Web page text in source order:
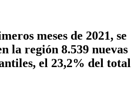
meses de 2021, se
la región 8.539 nuevas
el 23,2% del total